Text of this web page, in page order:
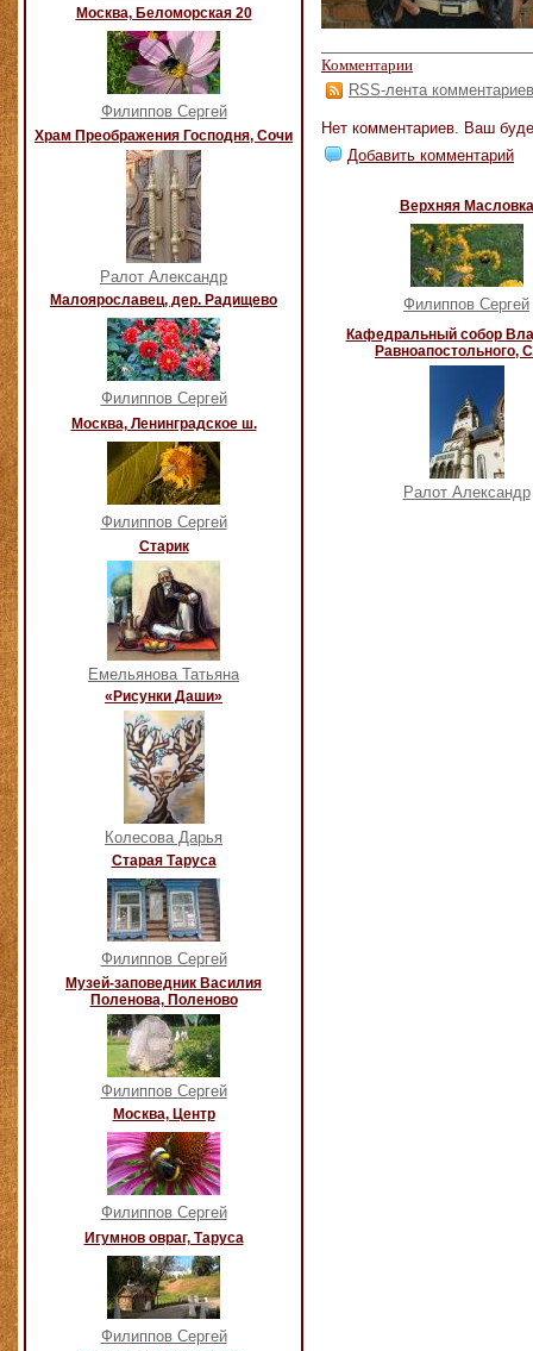
Москва, Беломорская 20
Филиппов Сергей
Храм Преображения Господня, Сочи
Ралот Александр
Малоярославец, дер. Радищево
Филиппов Сергей
Москва, Ленинградское ш.
Филиппов Сергей
Старик
Емельянова Татьяна
«Рисунки Даши»
Колесова Дарья
Старая Таруса
Филиппов Сергей
Музей-заповедник Василия
Поленова, Поленово
Филиппов Сергей
Москва, Центр
Филиппов Сергей
Игумнов овраг, Таруса
Филиппов Сергей
Комментарии
RSS-лента комментариев
Нет комментариев. Ваш
Добавить комментарий
Верхняя Масловка
Филиппов Сергей
Кафедральный собор
Равноапостольного,
Ралот Александр